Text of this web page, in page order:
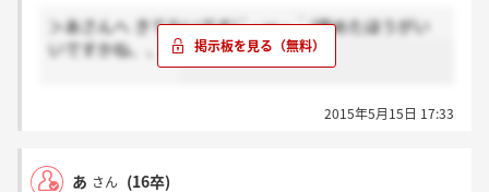
＞あさんへ きてないです(´・ω・｀)諦めたほうがい
いですかね、、、
2015年5月15日 17:33
あ さん (16卒)